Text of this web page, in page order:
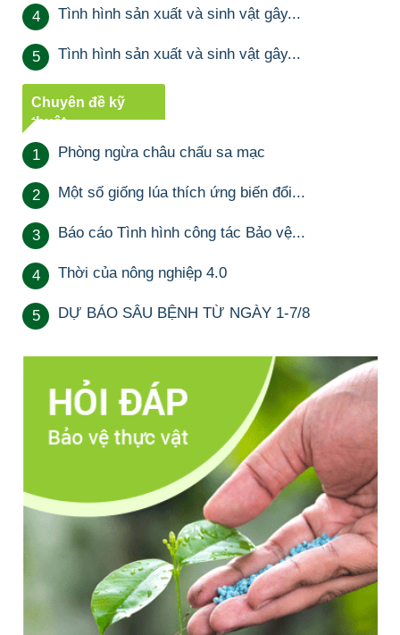
4 Tình hình sản xuất và sinh vật gây...
5 Tình hình sản xuất và sinh vật gây...
Chuyên đề kỹ
thuật
1 Phòng ngừa châu chấu sa mạc
2 Một số giống lúa thích ứng biến đổi...
3 Báo cáo Tình hình công tác Bảo vệ...
4 Thời của nông nghiệp 4.0
5 DỰ BÁO SÂU BỆNH TỪ NGÀY 1-7/8